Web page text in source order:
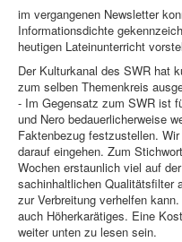
im vergangenen Newsletter
Informationsdichte
heutigen Lateinunterricht
Der Kulturkanal des SWR hat
zum selben Themenkreis
- Im Gegensatz zum SWR ist
und Nero bedauerlicherweise
Faktenbezug festzustellen.
darauf eingehen. Zum
Wochen erstaunlich viel auf
sachinhaltlichen Qualitätsfilter
zur Verbreitung verhelfen
auch Höherkarätiges. Eine
weiter unten zu lesen sein.